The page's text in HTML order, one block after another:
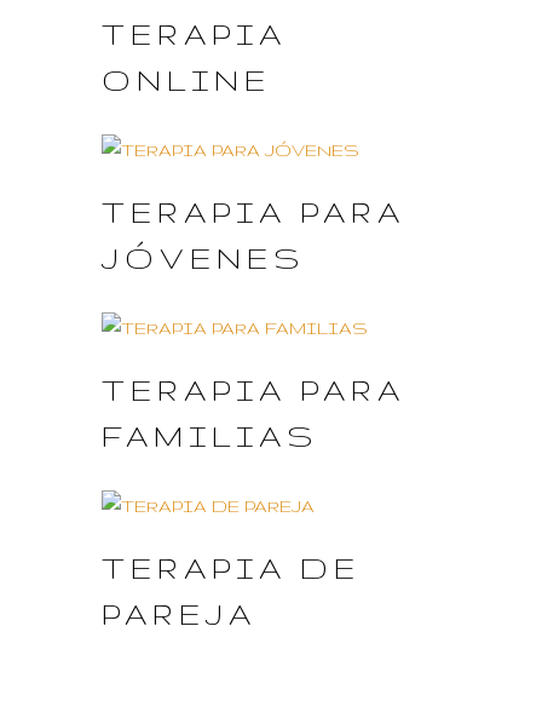
TERAPIA
ONLINE
TERAPIA PARA
JÓVENES
TERAPIA PARA
FAMILIAS
TERAPIA DE
PAREJA